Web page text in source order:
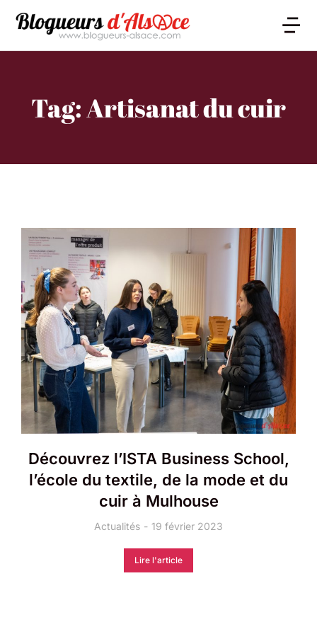
Tag: Artisanat du cuir
Découvrez l’ISTA Business School,
l’école du textile, de la mode et du
cuir à Mulhouse
Actualités 19 février 2023
Lire l'article